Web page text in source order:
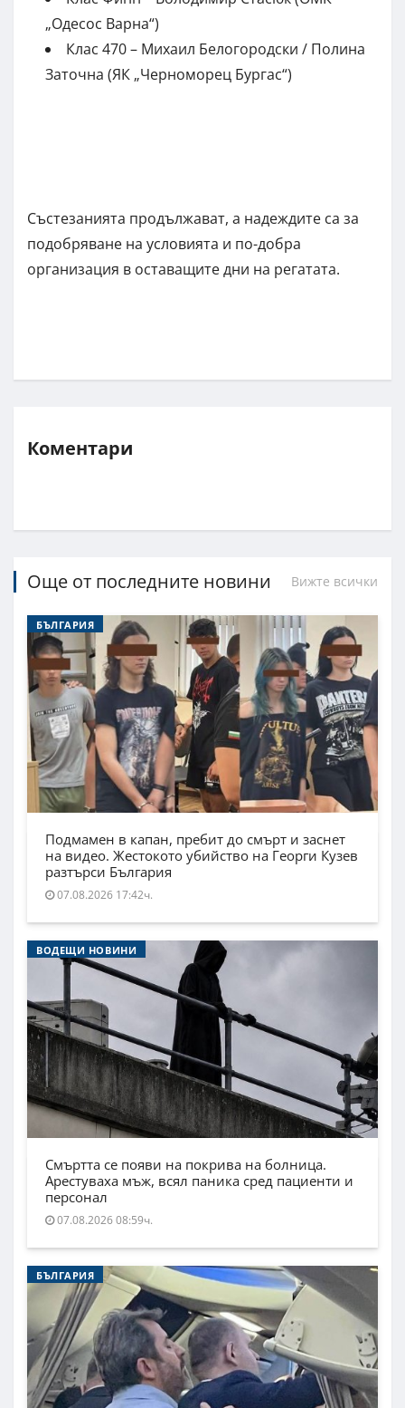
„Одесос Варна“)
Клас 470 – Михаил Белогородски / Полина
Заточна (ЯК „Черноморец Бургас“)
Състезанията продължават, а надеждите са за
подобряване на условията и по-добра
организация в оставащите дни на регатата.
Коментари
Още от последните новини Вижте всички
БЪЛГАРИЯ
Подмамен в капан, пребит до смърт и заснет
на видео. Жестокото убийство на Георги Кузев
разтърси България
07.08.2026 17:42ч.
ВОДЕЩИ НОВИНИ
Смъртта се появи на покрива на болница.
Арестуваха мъж, всял паника сред пациенти и
персонал
07.08.2026 08:59ч.
БЪЛГАРИЯ